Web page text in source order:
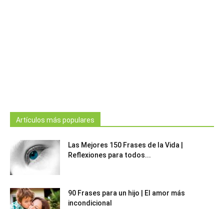
Artículos más populares
Las Mejores 150 Frases de la Vida |
Reflexiones para todos...
90 Frases para un hijo | El amor más
incondicional